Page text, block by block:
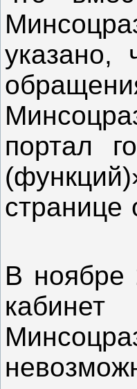
указано,
портал
В ноябре
кабинет